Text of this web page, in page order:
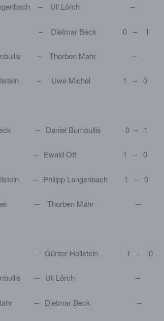
Langenbach – Uli Lörch –
Ott – Dietmar Beck 0 – 1
– Thorben Mahr –
Hollstein – Uwe Michel 1 – 0
Beck – Daniel Bumbullis 0 – 1
– Ewald Ott 1 – 0
– Philipp Langenbach 1 – 0
– Thorben Mahr –
Ott – Günter Hollstein 1 – 0
Bumbullis – Uli Lörch –
Mahr – Dietmar Beck –